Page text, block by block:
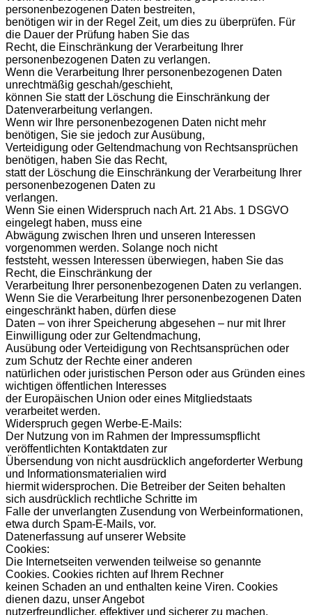
personenbezogenen Daten bestreiten,
benötigen wir in der Regel Zeit, um dies zu überprüfen. Für
die Dauer der Prüfung haben Sie das
Recht, die Einschränkung der Verarbeitung Ihrer
personenbezogenen Daten zu verlangen.
Wenn die Verarbeitung Ihrer personenbezogenen Daten
unrechtmäßig geschah/geschieht,
können Sie statt der Löschung die Einschränkung der
Datenverarbeitung verlangen.
Wenn wir Ihre personenbezogenen Daten nicht mehr
benötigen, Sie sie jedoch zur Ausübung,
Verteidigung oder Geltendmachung von Rechtsansprüchen
benötigen, haben Sie das Recht,
statt der Löschung die Einschränkung der Verarbeitung Ihrer
personenbezogenen Daten zu
verlangen.
Wenn Sie einen Widerspruch nach Art. 21 Abs. 1 DSGVO
eingelegt haben, muss eine
Abwägung zwischen Ihren und unseren Interessen
vorgenommen werden. Solange noch nicht
feststeht, wessen Interessen überwiegen, haben Sie das
Recht, die Einschränkung der
Verarbeitung Ihrer personenbezogenen Daten zu verlangen.
Wenn Sie die Verarbeitung Ihrer personenbezogenen Daten
eingeschränkt haben, dürfen diese
Daten – von ihrer Speicherung abgesehen – nur mit Ihrer
Einwilligung oder zur Geltendmachung,
Ausübung oder Verteidigung von Rechtsansprüchen oder
zum Schutz der Rechte einer anderen
natürlichen oder juristischen Person oder aus Gründen eines
wichtigen öffentlichen Interesses
der Europäischen Union oder eines Mitgliedstaats
verarbeitet werden.
Widerspruch gegen Werbe-E-Mails:
Der Nutzung von im Rahmen der Impressumspflicht
veröffentlichten Kontaktdaten zur
Übersendung von nicht ausdrücklich angeforderter Werbung
und Informationsmaterialien wird
hiermit widersprochen. Die Betreiber der Seiten behalten
sich ausdrücklich rechtliche Schritte im
Falle der unverlangten Zusendung von Werbeinformationen,
etwa durch Spam-E-Mails, vor.
Datenerfassung auf unserer Website
Cookies:
Die Internetseiten verwenden teilweise so genannte
Cookies. Cookies richten auf Ihrem Rechner
keinen Schaden an und enthalten keine Viren. Cookies
dienen dazu, unser Angebot
nutzerfreundlicher, effektiver und sicherer zu machen.